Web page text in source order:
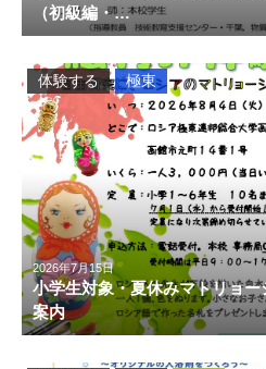
（初級編・…
2026年7月15日
小学生対象・夏休みマトリョ
案内
体験する 極東